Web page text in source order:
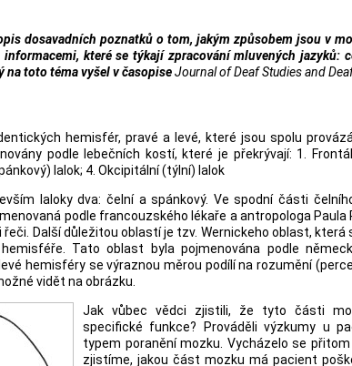
dosavadních poznatků o tom, jakým způsobem jsou v
které se týkají zpracování mluvených jazyků:
na toto téma vyšel v časopiseJournal of Deaf Studies and
hemisfér, pravé a levé, které jsou spolu
podle lebečních kostí, které je překrývají: 1.
lalok; 4. Okcipitální (týlní) lalok
laloky dva: čelní a spánkový. Ve spodní části
podle francouzského lékaře a antropologa Paula
Další důležitou oblastí je tzv. Wernickeho oblast, která
Tato oblast byla pojmenována podle
hemisféry se výraznou měrou podílí na rozumění
vidět na obrázku.
Jak vůbec vědci zjistili, že tyto části
specifické funkce? Prováděli výzkumy u
typem poranění mozku. Vycházelo se
zjistíme, jakou část mozku má pacient